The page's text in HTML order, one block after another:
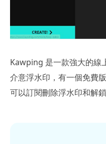
Kawping 是一款強大的線
介意浮水印，有一個免費
可以訂閱刪除浮水印和解